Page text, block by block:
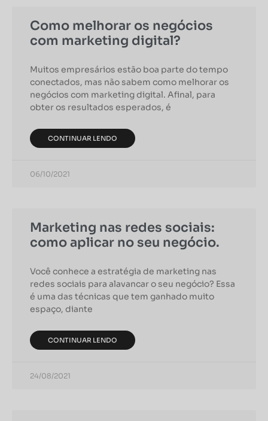
Como melhorar os negócios
com marketing digital?
Muitos empresários estão boa parte do tempo
conectados, mas não sabem como melhorar os
negócios com marketing digital. Afinal, para
obter os resultados esperados, é
CONTINUAR LENDO
06/10/2021
Marketing nas redes sociais:
como aplicar no seu negócio.
Você conhece a estratégia de marketing nas
redes sociais para alavancar o seu negócio? Essa
é uma das técnicas que tem ganhado muito
espaço, diante
CONTINUAR LENDO
24/08/2021